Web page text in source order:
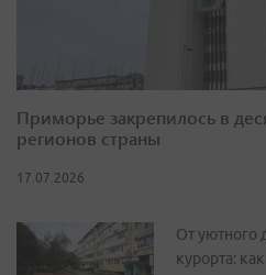
Приморье закрепилось в
регионов страны
17.07.2026
От уютного
курорта: